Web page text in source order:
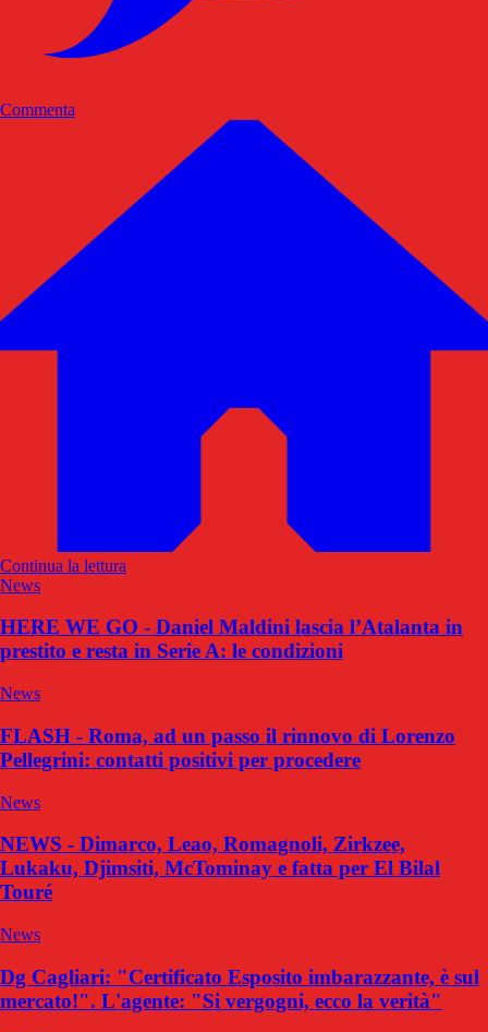
Commenta
Continua la lettura
News
HERE WE GO - Daniel Maldini lascia l’Atalanta in
prestito e resta in Serie A: le condizioni
News
FLASH - Roma, ad un passo il rinnovo di Lorenzo
Pellegrini: contatti positivi per procedere
News
NEWS - Dimarco, Leao, Romagnoli, Zirkzee,
Lukaku, Djimsiti, McTominay e fatta per El Bilal
Touré
News
Dg Cagliari: "Certificato Esposito imbarazzante, è sul
mercato!". L'agente: "Si vergogni, ecco la verità"